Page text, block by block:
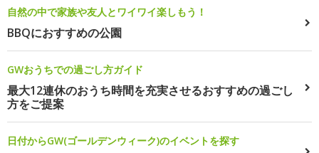
自然の中で家族や友人とワイワイ楽しもう！
BBQにおすすめの公園
GWおうちでの過ごし方ガイド
最大12連休のおうち時間を充実させるおすすめの過ごし
方をご提案
日付からGW(ゴールデンウィーク)のイベントを探す